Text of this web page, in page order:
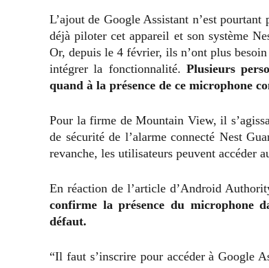
L’ajout de Google Assistant n’est
déjà piloter cet appareil et son système
Or, depuis le 4 février, ils n’ont plus
intégrer la fonctionnalité.Plusieurs
quand à la présence de ce microphone
Pour la firme de Mountain View, il
de sécurité de l’alarme connecté Nest
revanche, les utilisateurs peuvent accéder
En réaction de l’article d’Android
confirme la présence du microphone
défaut.
“Il faut s’inscrire pour accéder à Google